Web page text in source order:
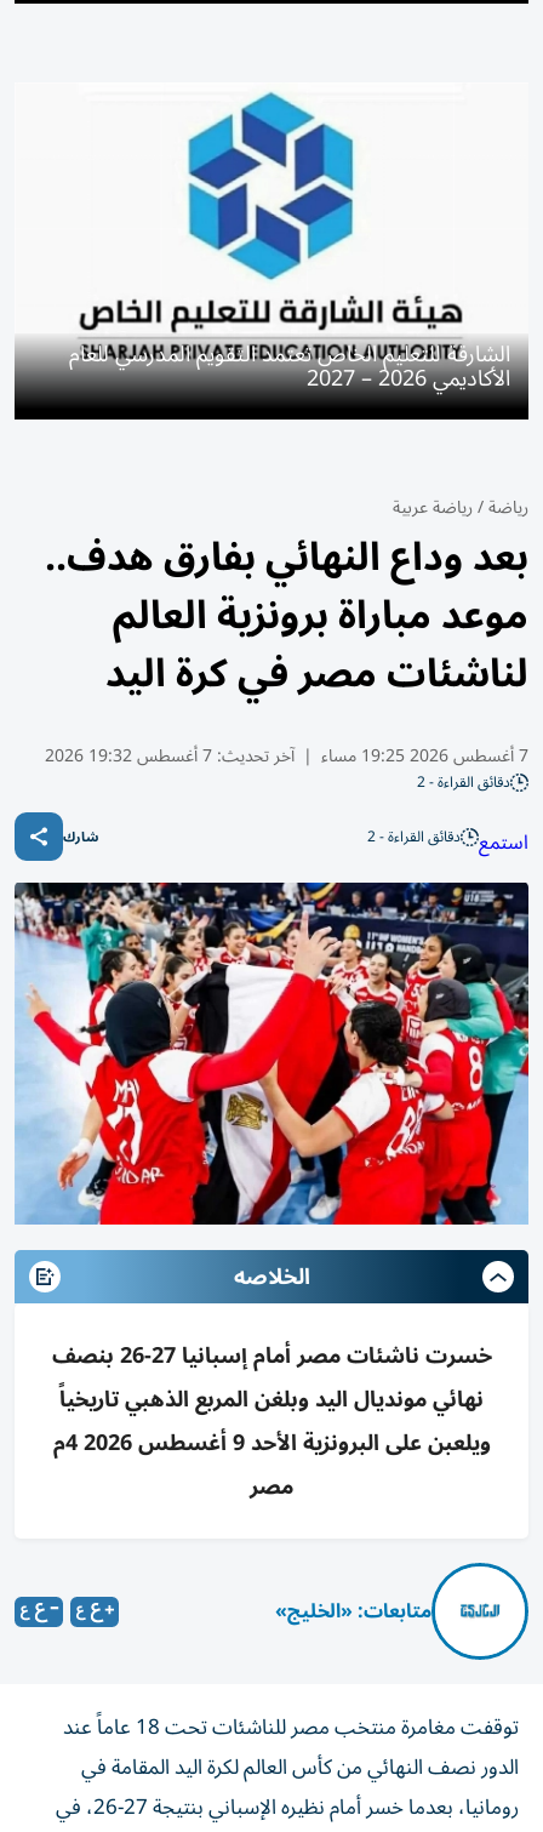
الشارقة للتعليم الخاص تعتمد التقويم المدرسي للعام
الأكاديمي 2026 – 2027
رياضة/رياضة عربية
بعد وداع النهائي بفارق هدف..
موعد مباراة برونزية العالم
لناشئات مصر في كرة اليد
7 أغسطس 2026 19:25 مساء | آخر تحديث:7 أغسطس 19:32 2026
دقائق القراءة - 2
استمع دقائق القراءة - 2 شارك
الخلاصه
خسرت ناشئات مصر أمام إسبانيا 27-26 بنصف
نهائي مونديال اليد وبلغن المربع الذهبي تاريخياً
ويلعبن على البرونزية الأحد 9 أغسطس 2026 4م
مصر
متابعات: «الخليج»
توقفت مغامرة منتخب مصر للناشئات تحت 18 عاماً عند
الدور نصف النهائي من كأس العالم لكرة اليد المقامة في
رومانيا، بعدما خسر أمام نظيره الإسباني بنتيجة 27-26، في